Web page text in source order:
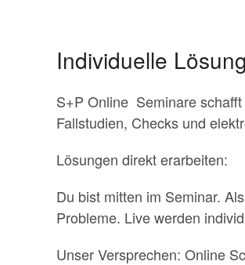
Individuelle
S+P Online Seminare
Fallstudien, Checks und
Lösungen direkt erarbeiten:
Du bist mitten im Seminar.
Probleme. Live werden
Unser Versprechen: Online